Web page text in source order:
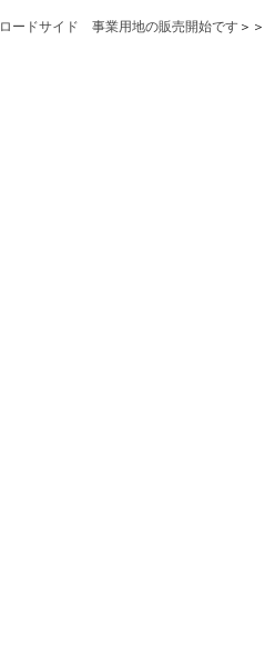
ロードサイド 事業用地の販売開始です＞＞